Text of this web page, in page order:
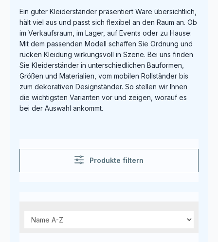
Ein guter Kleiderständer präsentiert Ware übersichtlich,
hält viel aus und passt sich flexibel an den Raum an. Ob
im Verkaufsraum, im Lager, auf Events oder zu Hause:
Mit dem passenden Modell schaffen Sie Ordnung und
rücken Kleidung wirkungsvoll in Szene. Bei uns finden
Sie Kleiderständer in unterschiedlichen Bauformen,
Größen und Materialien, vom mobilen Rollständer bis
zum dekorativen Designständer. So stellen wir Ihnen
die wichtigsten Varianten vor und zeigen, worauf es
bei der Auswahl ankommt.
Produkte filtern